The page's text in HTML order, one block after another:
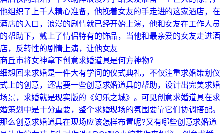
他组织了上千人精心准备，他挽着女友的手走进的这家酒店，在
酒店的入口，浪漫的剧情就已经开始上演，他和女友在工作人员
的帮助下，戴上了情侣特有的饰品，当他和最亲爱的女友走进酒
店，反转性的剧情上演，让他女友
商丘市将女神拿下创意求婚道具是何方神物?
细想回来求婚是一件大有学问的仪式典礼，不仅注重求婚策划仪
式上的创意，还需要一些创意求婚道具的帮助，设计出完美求婚
场景，求婚就是现实版的《幻乐之城》。可见创意求婚道具在求
婚策划中是十分重要，整个求婚现场的氛围要靠它们协调搭配。
那么创意求婚道具在现场应该怎样布置呢?又有哪些创意求婚道